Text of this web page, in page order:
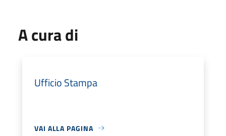
A cura di
Ufficio Stampa
VAI ALLA PAGINA